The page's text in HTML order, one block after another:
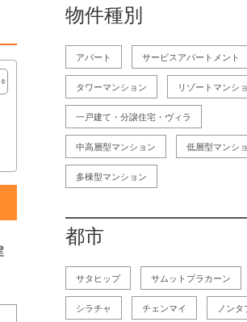
物件種別
アパート サービスアパートメント
タワーマンション リゾートマンシ
一戸建て・分譲住宅・ヴィラ
中高層型マンション 低層型マンシ
多棟型マンション
都市
サタヒップ サムットプラカーン
シラチャ チェンマイ ノンタ